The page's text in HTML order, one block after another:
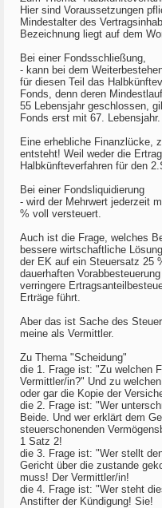
Hier sind Voraussetzungen
Mindestalter des
Bezeichnung liegt auf dem
Bei einer Fondsschließung,
- kann bei dem
für diesen Teil das
Fonds, denn deren
55 Lebensjahr geschlossen,
Fonds erst mit 67. Lebensjahr.
Eine erhebliche Finanzlücke,
entsteht! Weil weder die
Halbkünfteverfahren für den
Bei einer Fondsliquidierung
- wird der Mehrwert jederzeit
% voll versteuert.
Auch ist die Frage, welches
bessere wirtschaftliche
der EK auf ein Steuersatz 25
dauerhaften
verringere
Erträge führt.
Aber das ist Sache des
meine als Vermittler.
Zu Thema "Scheidung"
die 1. Frage ist: "Zu welchen
Vermittler/in?" Und zu
oder gar die Kopie der
die 2. Frage ist: "Wer
Beide. Und wer erklärt dem
steuerschonenden
1 Satz 2!
die 3. Frage ist: "Wer stellt
Gericht über die zustande
muss! Der Vermittler/in!
die 4. Frage ist: "Wer steht
Anstifter der Kündigung! Sie!